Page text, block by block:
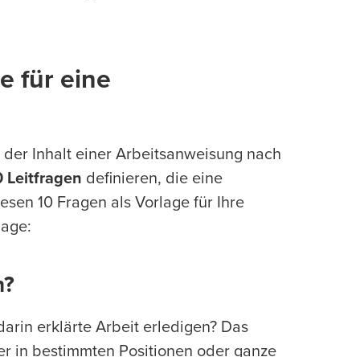
für eine
Inhalt einer Arbeitsanweisung nach
Leitfragen definieren, die eine
10 Fragen als Vorlage für Ihre
erklärte Arbeit erledigen? Das
in bestimmten Positionen oder ganze